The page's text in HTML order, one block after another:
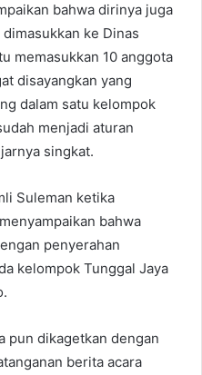
bahwa dirinya juga
ke Dinas
memasukkan 10 anggota
disayangkan yang
dalam satu kelompok
menjadi aturan
singkat.
Suleman ketika
bahwa
penyerahan
kelompok Tunggal Jaya
pun dikagetkan dengan
berita acara